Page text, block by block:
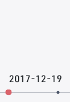
2017-12-19